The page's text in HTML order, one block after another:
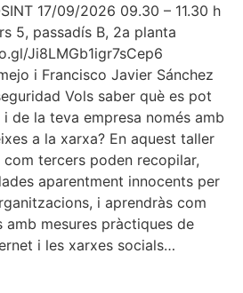
17/09/2026 09.30 – 11.30 h
5, passadís B, 2a planta
Ji8LMGb1igr7sCep6
i Francisco Javier Sánchez
Vols saber què es pot
de la teva empresa només amb
a la xarxa? En aquest taller
com tercers poden recopilar,
aparentment innocents per
i aprendràs com
amb mesures pràctiques de
i les xarxes socials…